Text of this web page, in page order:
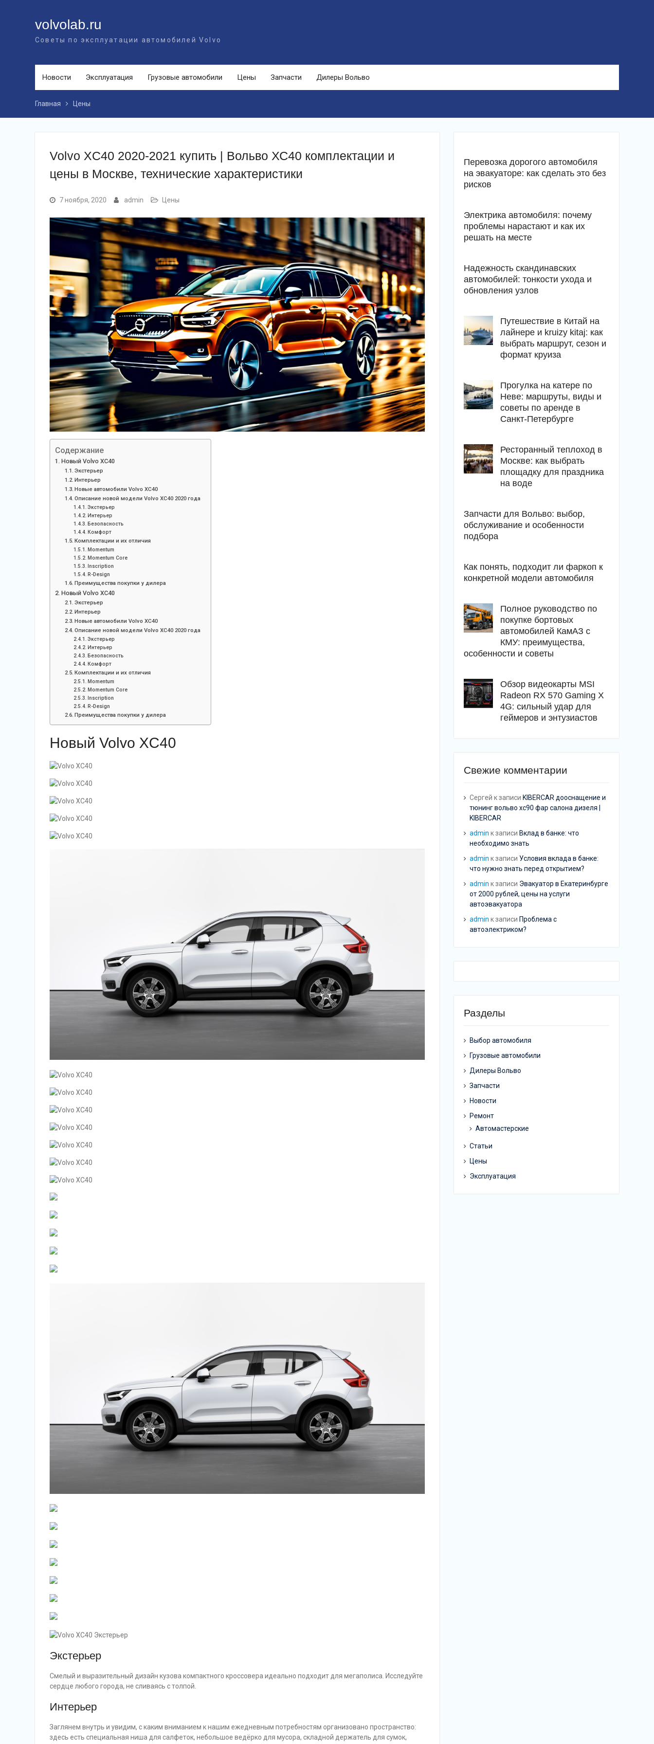
volvolab.ru
Советы по эксплуатации автомобилей Volvo
Новости Эксплуатация Грузовые автомобили Цены Запчасти Дилеры Вольво
Главная Цены
Volvo XC40 2020-2021 купить | Вольво ХС40 комплектации и
цены в Москве, технические характеристики
7 ноября, 2020 admin Цены
Содержание
Новый Volvo XC40
Экстерьер
Интерьер
Новые автомобили Volvo XC40
Описание новой модели Volvo XC40 2020 года
Экстерьер
Интерьер
Безопасность
Комфорт
Комплектации и их отличия
Momentum
Momentum Core
Inscription
R-Design
Преимущества покупки у дилера
Новый Volvo XC40
Экстерьер
Интерьер
Новые автомобили Volvo XC40
Описание новой модели Volvo XC40 2020 года
Экстерьер
Интерьер
Безопасность
Комфорт
Комплектации и их отличия
Momentum
Momentum Core
Inscription
R-Design
Преимущества покупки у дилера
Новый Volvo XC40
Экстерьер
Смелый и выразительный дизайн кузова компактного кроссовера идеально подходит для мегаполиса. Исследуйте
сердце любого города, не сливаясь с толпой.
Интерьер
Заглянем внутрь и увидим, с каким вниманием к нашим ежедневным потребностям организовано пространство:
здесь есть специальная ниша для салфеток, небольшое ведёрко для мусора, складной держатель для сумок,
Перевозка дорогого автомобиля
на эвакуаторе: как сделать это без
рисков
Электрика автомобиля: почему
проблемы нарастают и как их
решать на месте
Надежность скандинавских
автомобилей: тонкости ухода и
обновления узлов
Путешествие в Китай на
лайнере и kruizy kitaj: как
выбрать маршрут, сезон и
формат круиза
Прогулка на катере по
Неве: маршруты, виды и
советы по аренде в
Санкт-Петербурге
Ресторанный теплоход в
Москве: как выбрать
площадку для праздника
на воде
Запчасти для Вольво: выбор,
обслуживание и особенности
подбора
Как понять, подходит ли фаркоп к
конкретной модели автомобиля
Полное руководство по
покупке бортовых
автомобилей КамАЗ с
КМУ: преимущества,
особенности и советы
Обзор видеокарты MSI
Radeon RX 570 Gaming X
4G: сильный удар для
геймеров и энтузиастов
Свежие комментарии
Сергей к записи KIBERCAR дооснащение и
тюнинг вольво хс90 фар салона дизеля |
KIBERCAR
admin к записи Вклад в банке: что
необходимо знать
admin к записи Условия вклада в банке:
что нужно знать перед открытием?
admin к записи Эвакуатор в Екатеринбурге
от 2000 рублей, цены на услуги
автоэвакуатора
admin к записи Проблема с
автоэлектриком?
Разделы
Выбор автомобиля
Грузовые автомобили
Дилеры Вольво
Запчасти
Новости
Ремонт
Автомастерские
Статьи
Цены
Эксплуатация